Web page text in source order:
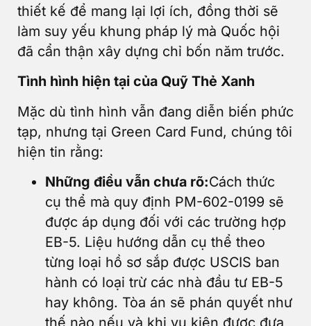
thiết kế để mang lại lợi ích, đồng thời sẽ
làm suy yếu khung pháp lý mà Quốc hội
đã cẩn thận xây dựng chỉ bốn năm trước.
Tình hình hiện tại của Quỹ Thẻ Xanh
Mặc dù tình hình vẫn đang diễn biến phức
tạp, nhưng tại Green Card Fund, chúng tôi
hiện tin rằng:
Những điều vẫn chưa rõ:Cách thức
cụ thể mà quy định PM-602-0199 sẽ
được áp dụng đối với các trường hợp
EB-5. Liệu hướng dẫn cụ thể theo
từng loại hồ sơ sắp được USCIS ban
hành có loại trừ các nhà đầu tư EB-5
hay không. Tòa án sẽ phán quyết như
thế nào nếu và khi vụ kiện được đưa